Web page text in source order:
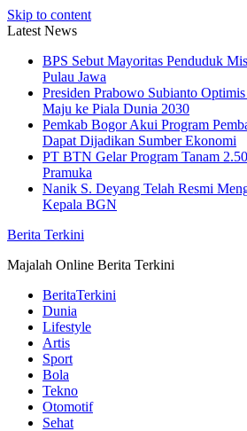
Skip to content
Latest News
BPS Sebut Mayoritas Penduduk
Pulau Jawa
Presiden Prabowo Subianto
Maju ke Piala Dunia 2030
Pemkab Bogor Akui Program
Dapat Dijadikan Sumber Ekonomi
PT BTN Gelar Program Tanam
Pramuka
Nanik S. Deyang Telah Resmi
Kepala BGN
Berita Terkini
Majalah Online Berita Terkini
BeritaTerkini
Dunia
Lifestyle
Artis
Sport
Bola
Tekno
Otomotif
Sehat